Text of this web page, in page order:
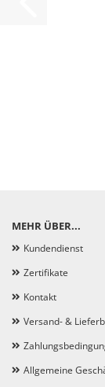
MEHR ÜBER...
Kundendienst
Zertifikate
Kontakt
Versand- &
Allgemeine